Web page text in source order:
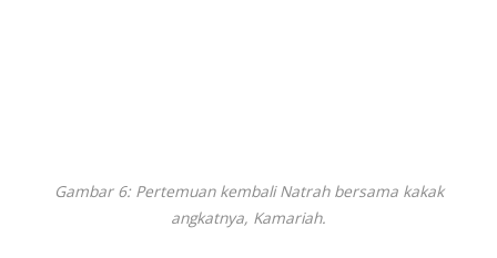
Gambar 6: Pertemuan kembali Natrah bersama kakak
angkatnya, Kamariah.